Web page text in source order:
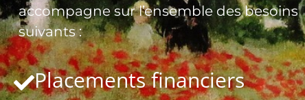
accompagne sur l’ensemble des besoins
suivants :
Placements financiers